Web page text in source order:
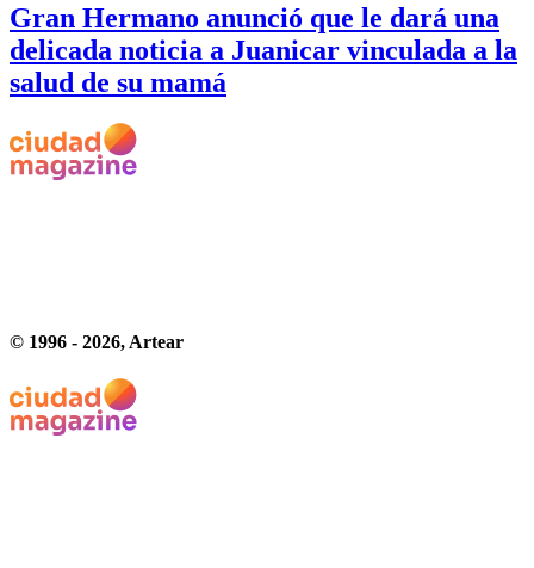
Gran Hermano anunció que le dará una
delicada noticia a Juanicar vinculada a la
salud de su mamá
© 1996 - 2026, Artear